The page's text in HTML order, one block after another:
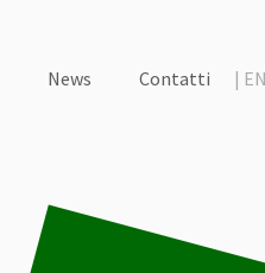
News Contatti | EN